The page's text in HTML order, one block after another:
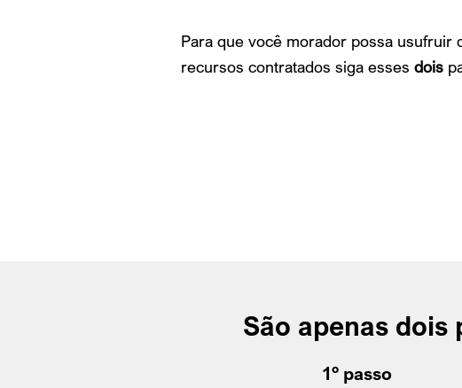
Para que você morador possa usufruir
recursos contratados siga esses dois
São apenas
1º passo